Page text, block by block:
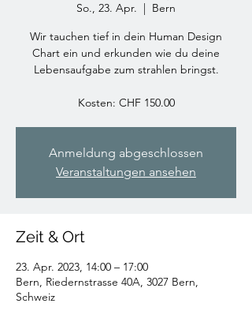
So., 23. Apr.
  |
Bern
Wir tauchen tief in dein Human Design
Chart ein und erkunden wie du deine
Lebensaufgabe zum strahlen bringst.
Kosten: CHF 150.00
Anmeldung abgeschlossen
Veranstaltungen ansehen
Zeit & Ort
23. Apr. 2023, 14:00 – 17:00
Bern, Riedernstrasse 40A, 3027 Bern,
Schweiz